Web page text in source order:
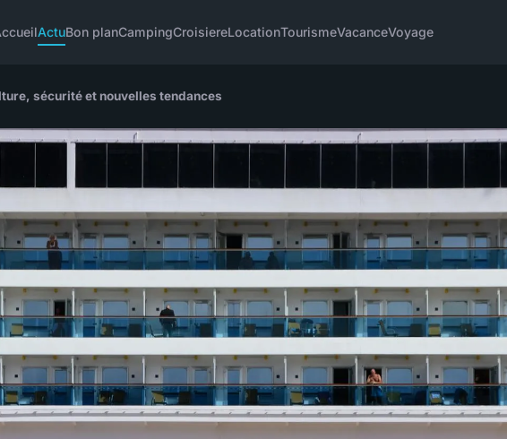
ActuBon planCampingCroisiereLocationTourismeVacanceVoyage
sécurité et nouvelles tendances